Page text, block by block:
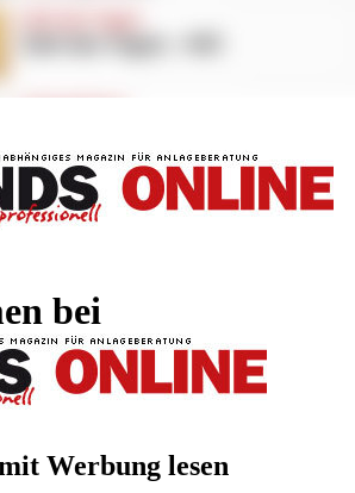
bei
Werbung lesen